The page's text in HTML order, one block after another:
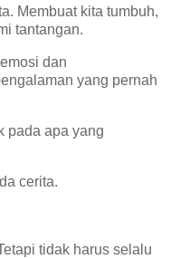
Membuat kita tumbuh,
tantangan.
dan
yang pernah
pada apa yang
cerita.
tidak harus selalu